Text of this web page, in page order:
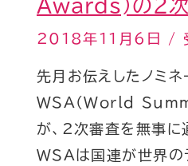
Awards)の2次
2018年11月6日 /
先月お伝えしたノミネ
WSA(World
が、2次審査を無事に
WSAは国連が世界の
審
査
過！